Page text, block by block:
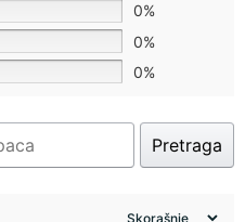
0%
0%
0%
Pretraga